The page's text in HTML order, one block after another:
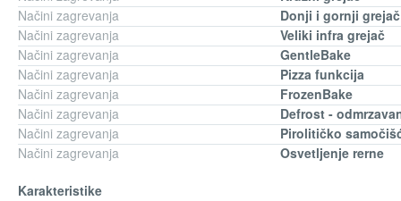
Načini zagrevanja
Donji i gornji grejač
Načini zagrevanja
Veliki infra grejač
Načini zagrevanja
GentleBake
Načini zagrevanja
Pizza funkcija
Načini zagrevanja
FrozenBake
Načini zagrevanja
Defrost -
Načini zagrevanja
Pirolitičko
Načini zagrevanja
Osvetljenje rerne
Karakteristike